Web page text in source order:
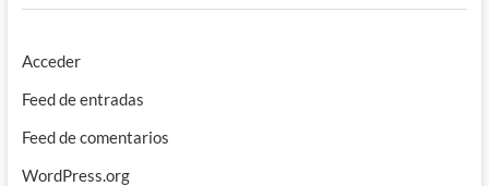
Acceder
Feed de entradas
Feed de comentarios
WordPress.org